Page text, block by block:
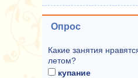
Опрос
Какие занятия
летом?
купание